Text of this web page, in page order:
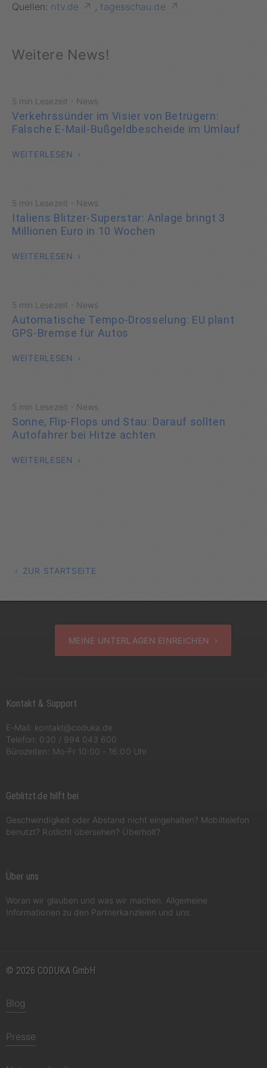
Quellen: ntv.de , tagesschau.de
Weitere News!
5 min Lesezeit · News
Verkehrssünder im Visier von Betrügern:
Falsche E-Mail-Bußgeldbescheide im Umlauf
WEITERLESEN
5 min Lesezeit · News
Italiens Blitzer-Superstar: Anlage bringt 3
Millionen Euro in 10 Wochen
WEITERLESEN
5 min Lesezeit · News
Automatische Tempo-Drosselung: EU plant
GPS-Bremse für Autos
WEITERLESEN
5 min Lesezeit · News
Sonne, Flip-Flops und Stau: Darauf sollten
Autofahrer bei Hitze achten
WEITERLESEN
ZUR STARTSEITE
MEINE UNTERLAGEN EINREICHEN ›
Kontakt & Support
E-Mail: kontakt@coduka.de
Telefon: 030 / 994 043 600
Bürozeiten: Mo-Fr 10:00 - 16:00 Uhr
Geblitzt.de hilft bei
Geschwindigkeit oder Abstand nicht eingehalten? Mobiltelefon
benutzt? Rotlicht übersehen? Überholt?
Über uns
Woran wir glauben und was wir machen. Allgemeine
Informationen zu den Partnerkanzleien und uns.
© 2026 CODUKA GmbH
Blog
Presse